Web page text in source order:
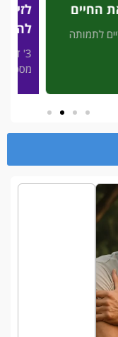
החיים
לתמותה
3' דק
מסכן